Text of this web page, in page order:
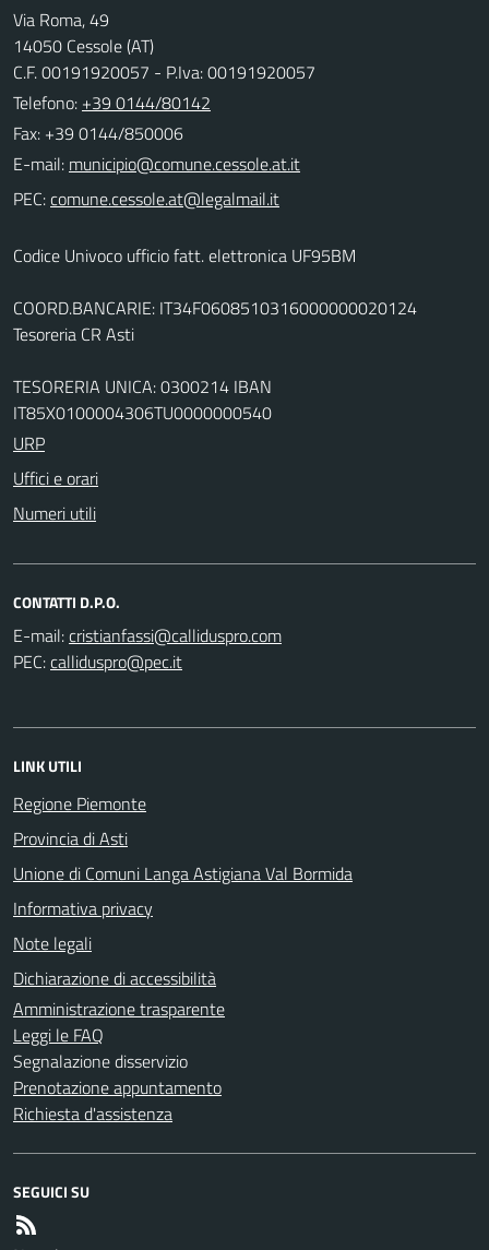
Via Roma, 49
14050 Cessole (AT)
C.F. 00191920057 - P.Iva: 00191920057
Telefono: +39 0144/80142
Fax: +39 0144/850006
E-mail:
PEC:
Codice Univoco ufficio fatt. elettronica UF95BM
COORD.BANCARIE: IT34F0608510316000000020124
Tesoreria CR Asti
TESORERIA UNICA: 0300214 IBAN
IT85X0100004306TU0000000540
URP
Uffici e orari
Numeri utili
CONTATTI D.P.O.
E-mail:
PEC:
LINK UTILI
Regione Piemonte
Provincia di Asti
Unione di Comuni Langa Astigiana Val Bormida
Informativa privacy
Note legali
Dichiarazione di accessibilità
Amministrazione trasparente
Leggi le FAQ
Segnalazione disservizio
Prenotazione appuntamento
Richiesta d'assistenza
SEGUICI SU